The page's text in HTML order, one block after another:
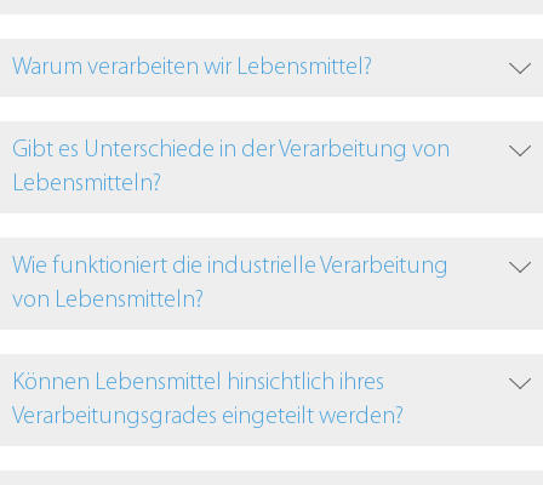
Warum verarbeiten wir Lebensmittel?
Gibt es Unterschiede in der Verarbeitung von
Lebensmitteln?
Wie funktioniert die industrielle Verarbeitung
von Lebensmitteln?
Können Lebensmittel hinsichtlich ihres
Verarbeitungsgrades eingeteilt werden?